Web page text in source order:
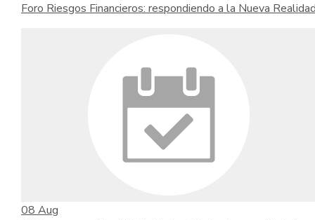
Foro Riesgos Financieros: respondiendo a la Nueva
08 Aug